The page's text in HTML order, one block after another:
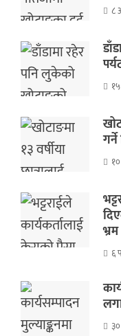
८
भ्रम
६